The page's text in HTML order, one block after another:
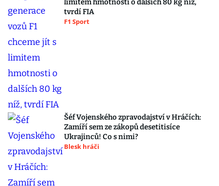
limitem hmotnosti o dalších 80 kg níž,
tvrdí FIA
F1 Sport
Šéf Vojenského zpravodajství v Hráčích:
Zamíří sem ze zákopů desetitisíce
Ukrajinců! Co s nimi?
Blesk hráči